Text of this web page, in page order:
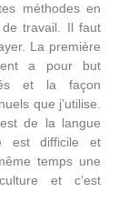
méthodes en
travail. Il faut
La première
a pour but
et la façon
que j’utilise.
de la langue
est difficile et
temps une
et c’est